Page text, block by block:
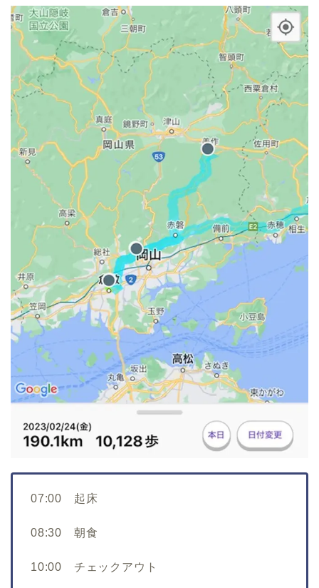
07:00 起床
08:30 朝食
10:00 チェックアウト